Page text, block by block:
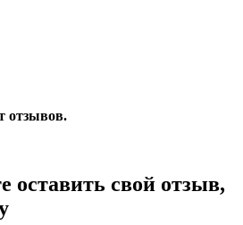
отзывов.
оставить свой отзыв,